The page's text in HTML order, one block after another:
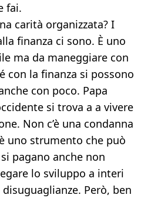
fai.
carità organizzata? I
finanza ci sono. È uno
ma da maneggiare con
con la finanza si possono
con poco. Papa
si trova a a vivere
Non c’è una condanna
uno strumento che può
pagano anche non
lo sviluppo a interi
Però, ben